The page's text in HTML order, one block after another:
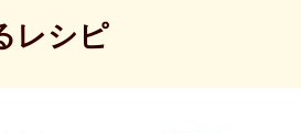
レシピ